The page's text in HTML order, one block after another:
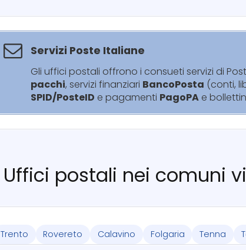
Servizi Poste Italiane
Gli uffici postali offrono i consueti servizi di
pacchi, servizi finanziari BancoPosta (conti,
SPID/PosteID e pagamenti PagoPA e
Uffici postali nei comuni
Trento Rovereto Calavino Folgaria Tenna